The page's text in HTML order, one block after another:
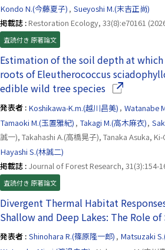
Kondo N.(今藤夏子) , Sueyoshi M.(末吉正尚)
掲載誌 : Restoration Ecology, 33(8):e70161
査読付き 原著論文
Estimation of the soil depth at which
roots of Eleutherococcus
edible wild tree species（別ウインド
発表者 : Koshikawa-K.m.(越川昌美) , Watanabe
Tamaoki M.(玉置雅紀) , Takagi M.(高木麻衣),
誠一), Takahashi A.(高橋晃子), Tanaka Asuka,
Hayashi S.(林誠二)
掲載誌 : Journal of Forest Research, 31(3):154-
査読付き 原著論文
Divergent Thermal Habitat
Shallow and Deep Lakes: The Role
発表者 : Shinohara R.(篠原隆一郎) , Matsuzaki